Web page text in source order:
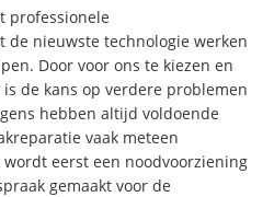
professionele
de nieuwste technologie werken
Door voor ons te kiezen en
de kans op verdere problemen
hebben altijd voldoende
vaak meteen
eerst een noodvoorziening
gemaakt voor de